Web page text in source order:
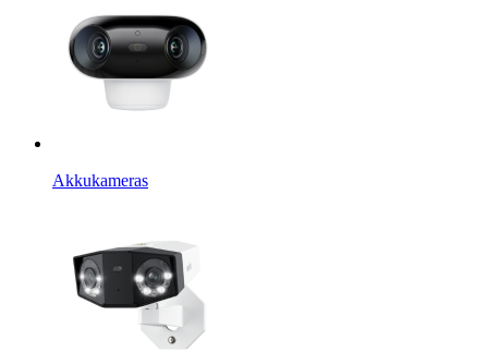
Akkukameras